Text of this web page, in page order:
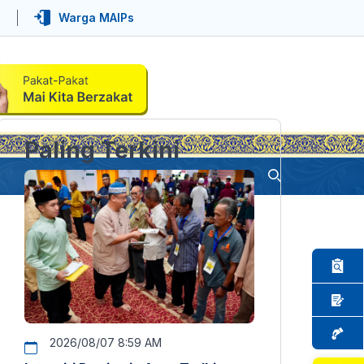
Warga MAIPs
Paling Terkini
2026/08/07 8:59 AM